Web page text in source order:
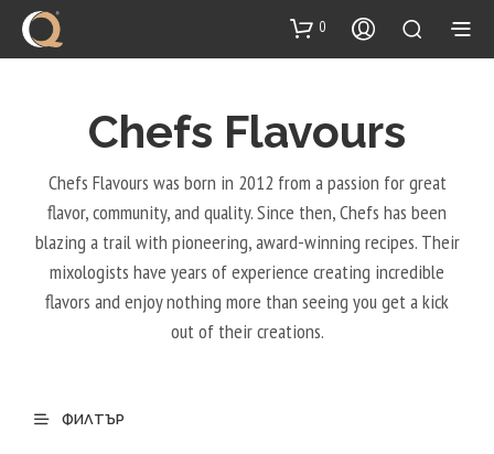
content
0
Chefs Flavours
Chefs Flavours was born in 2012 from a passion for great
flavor, community, and quality. Since then, Chefs has been
blazing a trail with pioneering, award-winning recipes. Their
mixologists have years of experience creating incredible
flavors and enjoy nothing more than seeing you get a kick
out of their creations.
ФИЛТЪР